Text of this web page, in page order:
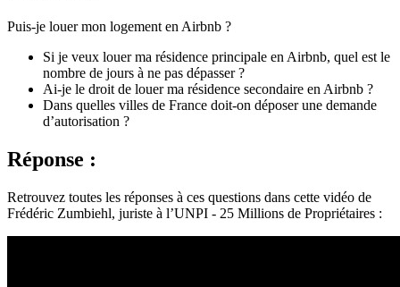
Puis-je louer mon logement en Airbnb ?
Si je veux louer ma résidence principale en Airbnb, quel est le
nombre de jours à ne pas dépasser ?
Ai-je le droit de louer ma résidence secondaire en Airbnb ?
Dans quelles villes de France doit-on déposer une demande
d’autorisation ?
Réponse :
Retrouvez toutes les réponses à ces questions dans cette vidéo de
Frédéric Zumbiehl, juriste à l’UNPI - 25 Millions de Propriétaires :